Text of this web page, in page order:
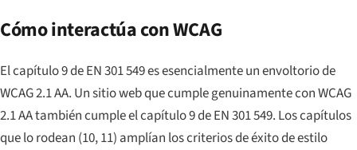
Cómo interactúa con WCAG
El capítulo 9 de EN 301 549 es esencialmente un envoltorio de
WCAG 2.1 AA. Un sitio web que cumple genuinamente con WCAG
2.1 AA también cumple el capítulo 9 de EN 301 549. Los capítulos
que lo rodean (10, 11) amplían los criterios de éxito de estilo